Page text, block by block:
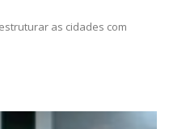
as cidades com